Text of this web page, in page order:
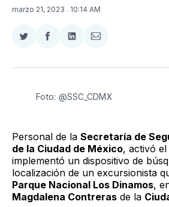
marzo 21, 2023 . 10:14 AM
Compartir
Twitter
Compartir
Facebook
Compartir
LinkedIn
Compartir
Email
Foto: @SSC_CDMX
Personal de la Secretaría de
de la Ciudad de México, activó
implementó un dispositivo de
localización de un excursionista
Parque Nacional Los Dinamos,
Magdalena Contreras de la